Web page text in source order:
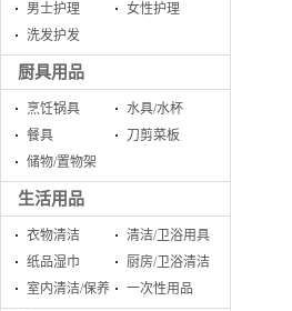
男士护理
女性护理
洗发护发
厨具用品
烹饪锅具
水具/水杯
餐具
刀剪菜板
储物/置物架
生活用品
衣物清洁
清洁/卫浴用具
纸品湿巾
厨房/卫浴清洁
室内清洁/保养
一次性用品